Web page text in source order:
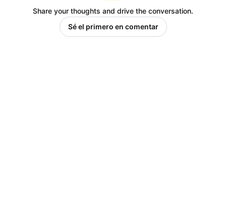
Share your thoughts and drive the conversation.
Sé el primero en comentar